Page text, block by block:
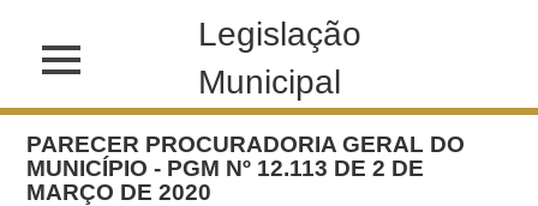
Legislação
Municipal
PARECER PROCURADORIA GERAL DO
MUNICÍPIO - PGM Nº 12.113 DE 2 DE
MARÇO DE 2020